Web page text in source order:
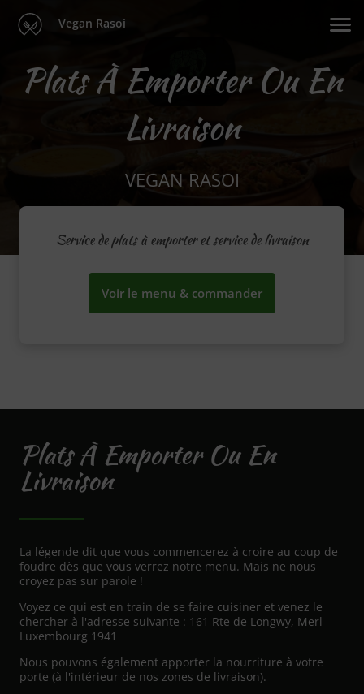
Vegan Rasoi
Plats À Emporter Ou En
Livraison
VEGAN RASOI
Service de plats à emporter et service de livraison
Voir le menu & commander
Plats À Emporter Ou En
Livraison
La légende dit que vous commencerez à croire au coup de
foudre dès que vous verrez notre menu. Mais ne nous
croyez pas sur parole !
Voyez ce qui est en train de se faire cuisiner et venez le
chercher à l'adresse suivante : 161 Rte de Longwy, Merl
Luxembourg 1941
Nous pouvons également apporter la nourriture à votre
porte (à l'intérieur de nos zones de livraison).